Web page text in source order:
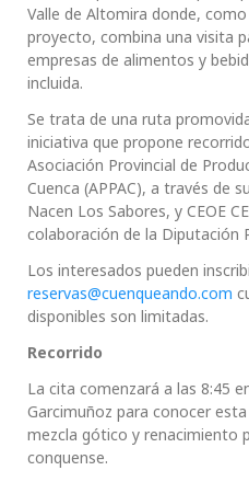
Valle de Altomira donde,
proyecto, combina una visita
empresas de alimentos y
incluida.
Se trata de una ruta
iniciativa que propone
Asociación Provincial de
Cuenca (APPAC), a través de
Nacen Los Sabores, y CEOE
colaboración de la Diputación
Los interesados pueden
reservas@cuenqueando.com
disponibles son limitadas.
Recorrido
La cita comenzará a las 8:45
Garcimuñoz para conocer
mezcla gótico y renacimiento
conquense.